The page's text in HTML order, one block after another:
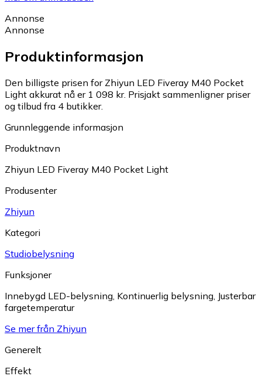
Annonse
Annonse
Produktinformasjon
Den billigste prisen for Zhiyun LED Fiveray M40 Pocket
Light akkurat nå er 1 098 kr. Prisjakt sammenligner priser
og tilbud fra 4 butikker.
Grunnleggende informasjon
Produktnavn
Zhiyun LED Fiveray M40 Pocket Light
Produsenter
Zhiyun
Kategori
Studiobelysning
Funksjoner
Innebygd LED-belysning Kontinuerlig belysning Justerbar
fargetemperatur
Se mer från Zhiyun
Generelt
Effekt